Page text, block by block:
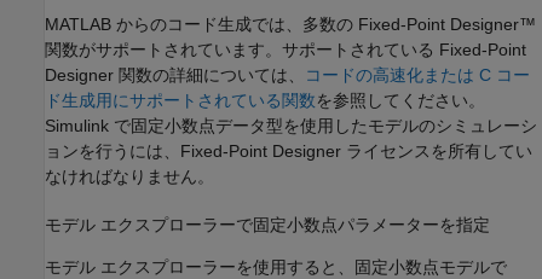
MATLAB からのコード生成では、多数の Fixed-Point Designer™
関数がサポートされています。サポートされている Fixed-Point
Designer 関数の詳細については、
コードの高速化または C コー
ド生成用にサポートされている関数を参照してください。
Simulink で固定小数点データ型を使用したモデルのシミュレーシ
ョンを行うには、Fixed-Point Designer ライセンスを所有してい
なければなりません。
モデル エクスプローラーで固定小数点パラメーターを指定
モデル エクスプローラーを使用すると、固定小数点モデルで